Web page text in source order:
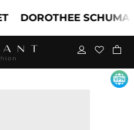
DOROTHEE